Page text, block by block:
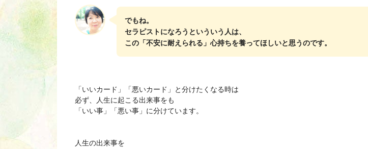
でもね。
セラピストになろうといういう人は、
この「不安に耐えられる」心持ちを養ってほしいと思うのです。
「いいカード」「悪いカード」と分けたくなる時は
必ず、人生に起こる出来事をも
「いい事」「悪い事」に分けています。
人生の出来事を